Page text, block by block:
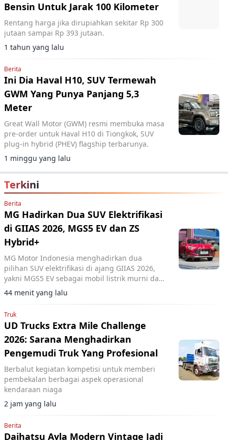
Bensin Untuk Jarak 100 Kilometer
Rentang harga jika dirupiahkan sekitar Rp 300
jutaan sampai Rp 393 jutaan.
1 tahun yang lalu
Berita
Ini Dia Haval H10, SUV Termewah
GWM Yang Punya Panjang 5,3
Meter
Great Wall Motor (GWM) resmi membuka masa
pre-order untuk Haval H10 di Tiongkok, SUV
plug-in hybrid (PHEV) flagship terbarunya.
1 minggu yang lalu
Terkini
Berita
MG Hadirkan Dua SUV Elektrifikasi
di GIIAS 2026, MGS5 EV dan ZS
Hybrid+
MG Motor Indonesia menghadirkan dua
pilihan SUV elektrifikasi di ajang GIIAS 2026,
yakni MGS5 EV sebagai mobil listrik murni dan
MG ZS Hybrid+ yang mengusung teknologi full
44 menit yang lalu
Truk
UD Trucks Extra Mile Challenge
2026: Sarana Menghadirkan
Pengemudi Truk Yang Profesional
Berbalut kegiatan kompetisi untuk memberi
pembekalan berbagai aspek operasional
kendaraan niaga
2 jam yang lalu
Berita
Daihatsu Ayla Modern Vintage Jadi